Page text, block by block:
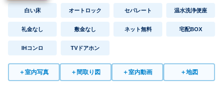
白い床 オートロック セパレート 温水洗浄便座
礼金なし 敷金なし ネット無料 宅配BOX
IHコンロ TVドアホン
＋室内写真 ＋ 間取り図 ＋室内動画 ＋地図